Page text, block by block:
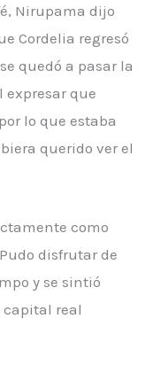
Nirupama dijo
Cordelia regresó
quedó a pasar la
expresar que
lo que estaba
querido ver el
como
disfrutar de
y se sintió
real